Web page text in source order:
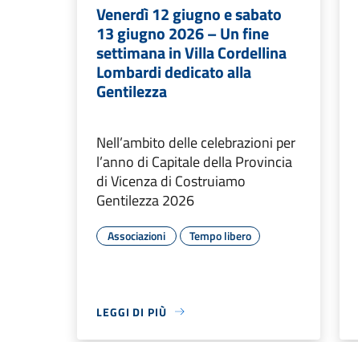
Venerdì 12 giugno e sabato
13 giugno 2026 – Un fine
settimana in Villa Cordellina
Lombardi dedicato alla
Gentilezza
Nell’ambito delle celebrazioni per
l’anno di Capitale della Provincia
di Vicenza di Costruiamo
Gentilezza 2026
Associazioni Tempo libero
LEGGI DI PIÙ